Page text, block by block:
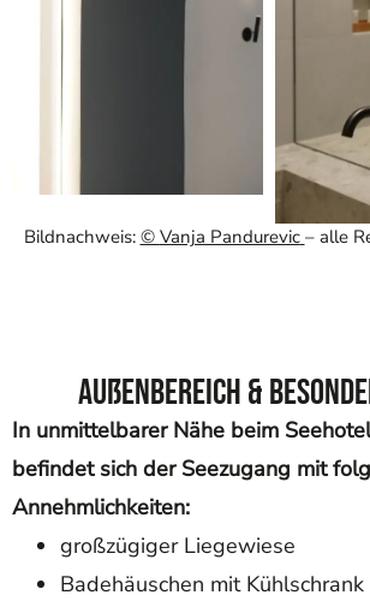
Bildnachweis: © Vanja Pandurevic – alle
Außenbereich &
In unmittelbarer Nähe beim
befindet sich der Seezugang mit
Annehmlichkeiten:
großzügiger Liegewiese
Badehäuschen mit Kühlschrank